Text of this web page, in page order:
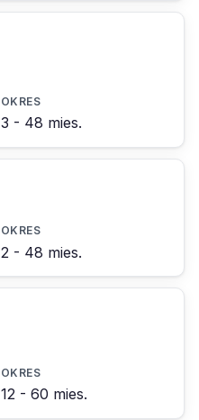
3 - 48 mies.
2 - 48 mies.
12 - 60 mies.